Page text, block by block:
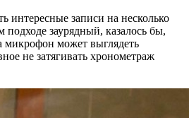
интересные записи на несколько
заурядный, казалось бы,
микрофон может выглядеть
не затягивать хронометраж